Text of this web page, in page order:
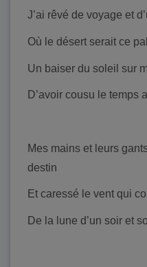
J’ai rêvé de voyage et
Où le désert serait ce
Un baiser du soleil sur
D’avoir cousu le temps
Mes mains et leurs
destin
Et caressé le vent qui
De la lune d’un soir et